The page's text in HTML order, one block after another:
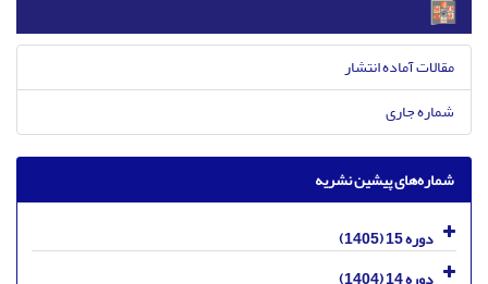
مقالات آماده انتشار
شماره جاری
شماره‌های پیشین نشریه
دوره 15 (1405)